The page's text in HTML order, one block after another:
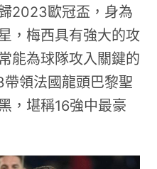
2023歐冠盃，身為
，梅西具有強大的攻
能為球隊攻入關鍵的
領法國龍頭巴黎聖
，堪稱16強中最豪